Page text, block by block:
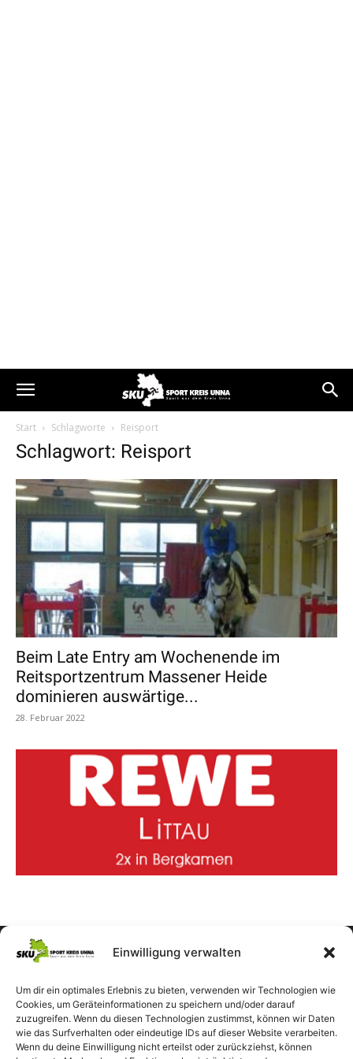
Einwilligung verwalten
Um dir ein optimales Erlebnis zu bieten, verwenden wir Technologien wie
Cookies, um Geräteinformationen zu speichern und/oder darauf
zuzugreifen. Wenn du diesen Technologien zustimmst, können wir Daten
wie das Surfverhalten oder eindeutige IDs auf dieser Website verarbeiten.
Wenn du deine Einwilligung nicht erteilst oder zurückziehst, können
Start Schlagworte Reisport
Schlagwort: Reisport
Beim Late Entry am Wochenende im
Reitsportzentrum Massener Heide
dominieren auswärtige...
28. Februar 2022